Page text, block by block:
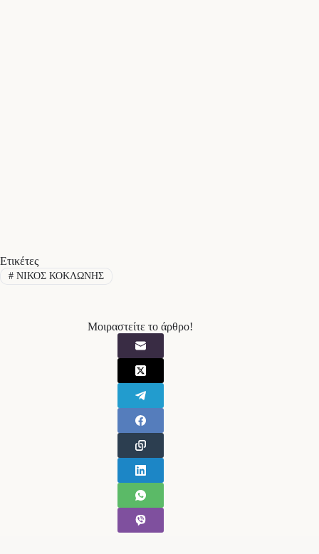
Ετικέτες
#ΝΙΚΟΣ ΚΟΚΛΩΝΗΣ
Μοιραστείτε το άρθρο!